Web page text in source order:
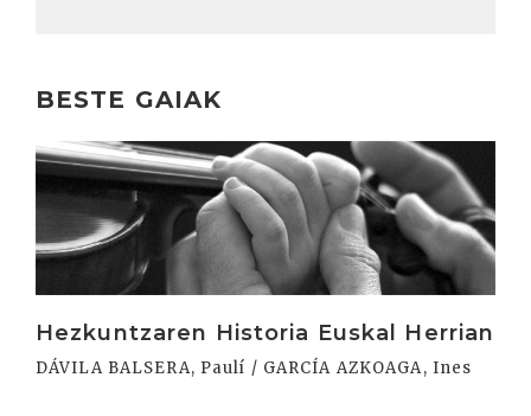
BESTE GAIAK
Hezkuntzaren Historia Euskal Herrian
DÁVILA BALSERA, Paulí / GARCÍA AZKOAGA, Ines
Irakurri